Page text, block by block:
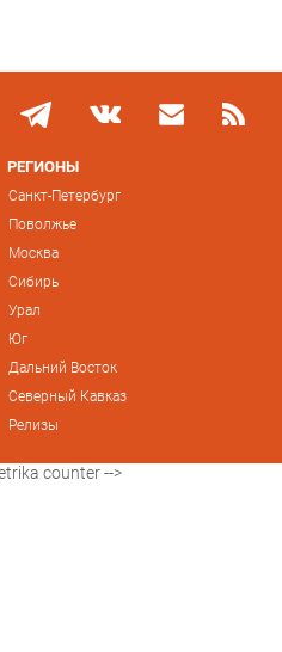
РЕГИОНЫ
Санкт-Петербург
Поволжье
Москва
Сибирь
Урал
Юг
Дальний Восток
Северный Кавказ
Релизы
counter -->